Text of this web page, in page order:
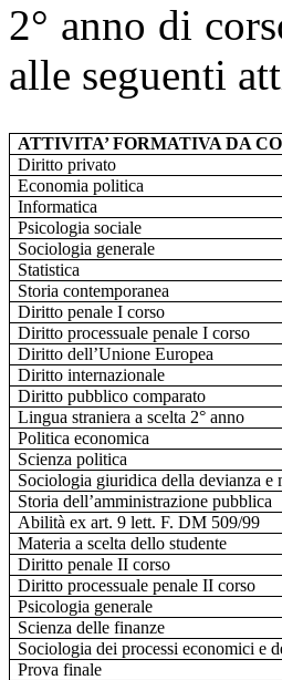
2° anno di
alle seguenti
ATTIVITA’ FORMATIVA DA
Diritto privato
Economia politica
Informatica
Psicologia sociale
Sociologia generale
Statistica
Storia contemporanea
Diritto penale I corso
Diritto processuale penale I corso
Diritto dell’Unione Europea
Diritto internazionale
Diritto pubblico comparato
Lingua straniera a scelta 2° anno
Politica economica
Scienza politica
Sociologia giuridica della devianza e
Storia dell’amministrazione pubblica
Abilità ex art. 9 lett. F. DM 509/99
Materia a scelta dello studente
Diritto penale II corso
Diritto processuale penale II corso
Psicologia generale
Scienza delle finanze
Sociologia dei processi economici e
Prova finale